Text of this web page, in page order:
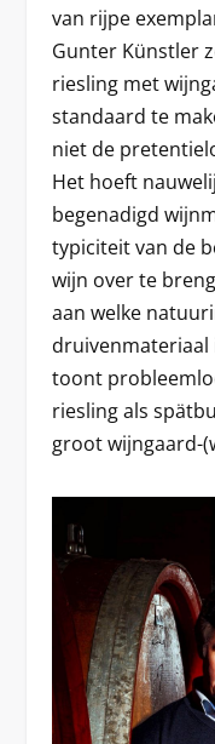
van rijpe
Gunter Künstler
riesling met
standaard te
niet de
Het hoeft
begenadigd
typiciteit van de
wijn over te
aan welke
toont
riesling als
groot wijngaard-